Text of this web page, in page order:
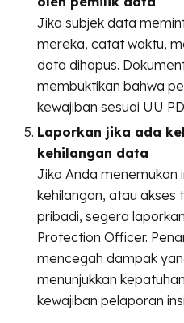
Jika subjek data
mereka, catat waktu,
data dihapus.
membuktikan bahwa
kewajiban sesuai UU
Laporkan jika ada
kehilangan data
Jika Anda menemukan
kehilangan, atau
pribadi, segera
Protection Officer.
mencegah dampak
menunjukkan
kewajiban pelaporan